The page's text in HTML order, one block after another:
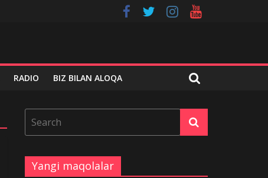
RADIO BIZ BILAN ALOQA
Yangi maqolalar